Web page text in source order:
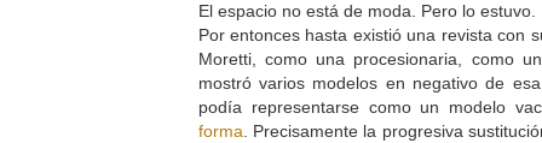
El espacio no está de moda. Pero lo estuvo.
Por entonces hasta existió una revista con
Moretti, como una procesionaria, como
mostró varios modelos en negativo de
podía representarse como un modelo
forma . Precisamente la progresiva